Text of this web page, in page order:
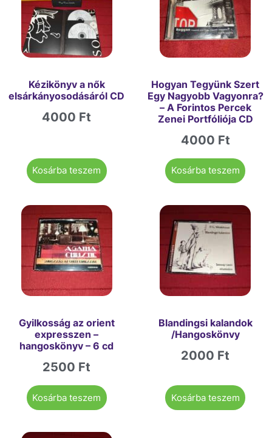
Kézikönyv a nők
elsárkányosodásáról CD
4000 Ft
Kosárba teszem
Hogyan Tegyünk Szert
Egy Nagyobb Vagyonra?
– A Forintos Percek
Zenei Portfóliója CD
4000 Ft
Kosárba teszem
Gyilkosság az orient
expresszen –
hangoskönyv – 6 cd
2500 Ft
Kosárba teszem
Blandingsi kalandok
/Hangoskönvy
2000 Ft
Kosárba teszem